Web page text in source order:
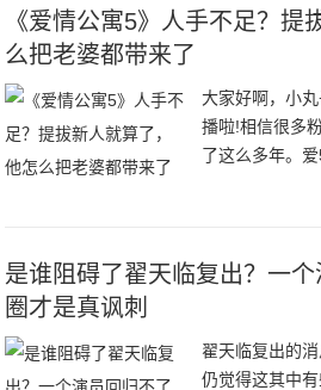
《爱情公寓5》人手不足？提
么把老婆都带来了
大家好啊，小
播啦!相信很多
了这么多年。
出了很多的预
是谁阻碍了翟天临复出？一
圈才是真讽刺
翟天临复出的
仍觉得这其中